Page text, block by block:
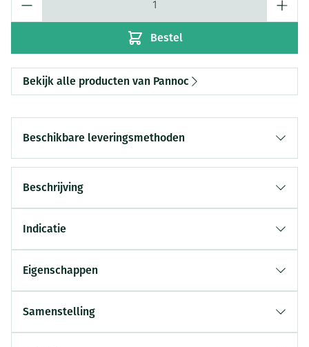
Bestel
Bekijk alle producten van Pannoc
Beschikbare leveringsmethoden
Beschrijving
Indicatie
Eigenschappen
Samenstelling